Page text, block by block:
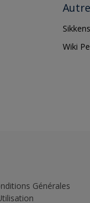
Wiki
Générales